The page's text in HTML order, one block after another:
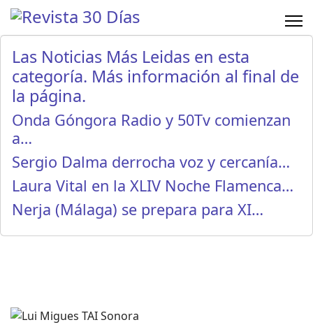
Las Noticias Más Leidas en esta
categoría. Más información al final de
la página.
Onda Góngora Radio y 50Tv comienzan
a…
Sergio Dalma derrocha voz y cercanía…
Laura Vital en la XLIV Noche Flamenca…
Nerja (Málaga) se prepara para XI…